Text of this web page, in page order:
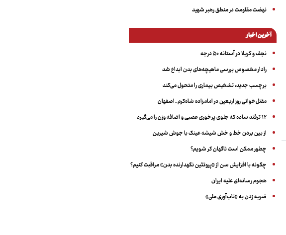
نهضت مقاومت در منطق رهبر شهید
آخرین اخبار
نجف و کربلا در آستانه ۵۰ درجه
رادار مخصوص بررسی ماهیچه‌های بدن ابداع شد
برچسب جدید، تشخیص بیماری را متحول می‌کند
مقتل‌خوانی روز اربعین در امامزاده شاه‌کرم ـ اصفهان
۱۲ ترفند ساده که جلوی پرخوری عصبی و اضافه ‌وزن را می‌گیرد
از بین بردن خط و خش شیشه عینک با جوش شیرین
چطور ممکن است ناگهان کر شویم؟
چگونه با افزایش سن از «پروتئین نگهدارنده بدن» مراقبت کنیم؟
هجوم رسانه‌ای علیه ایران
ضربه زدن به «تاب‌آوری ملی»